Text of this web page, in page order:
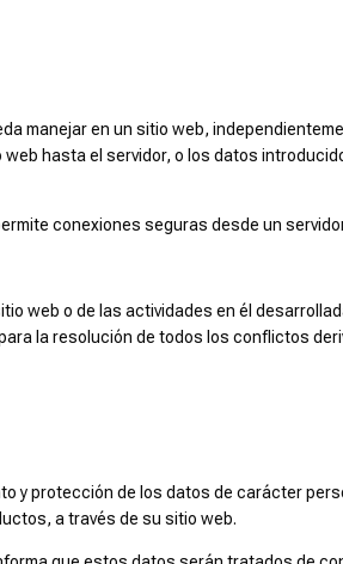
manejar en un sitio web,
hasta el servidor, o los datos
conexiones seguras desde un
web o de las actividades en él
la resolución de todos los conflictos
y protección de los datos de carácter
a través de su sitio web.